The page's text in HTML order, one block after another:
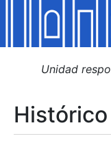
Mostrar/
Mostrar/
Mostrar/Ocultar
Unidad